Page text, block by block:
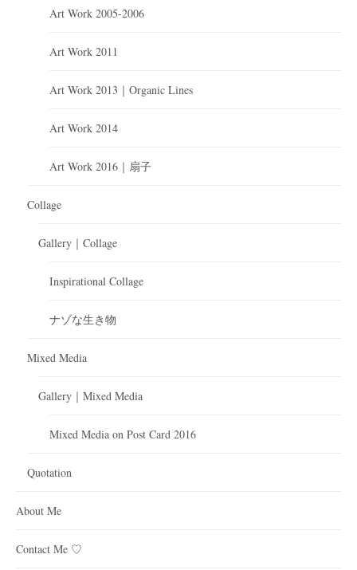
Art Work 2005-2006
Art Work 2011
Art Work 2013｜Organic Lines
Art Work 2014
Art Work 2016｜扇子
Collage
Gallery｜Collage
Inspirational Collage
ナゾな生き物
Mixed Media
Gallery｜Mixed Media
Mixed Media on Post Card 2016
Quotation
About Me
Contact Me ♡